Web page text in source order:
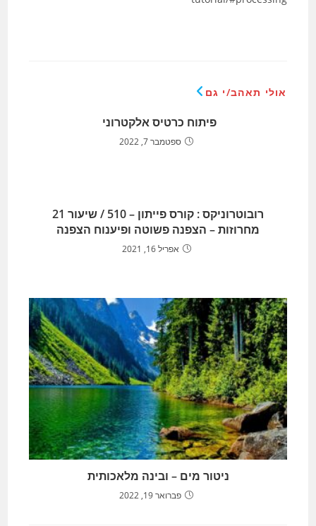
אולי תאהב/י גם
פיתוח כרטיס אלקטרוני
ספטמבר 7, 2022
רובוטרוניקס : קורס פייתון – 510 / שיעור 21
מחרוזות – הצפנה פשוטה ופיענוח הצפנה
אפריל 16, 2021
ניטור מים – ובינה מלאכותית
פברואר 19, 2022